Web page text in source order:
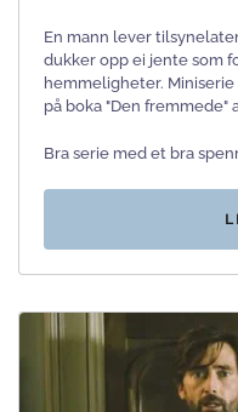
En mann lever
dukker opp ei jente som
hemmeligheter.
på boka "Den fremmede"
Bra serie med et bra